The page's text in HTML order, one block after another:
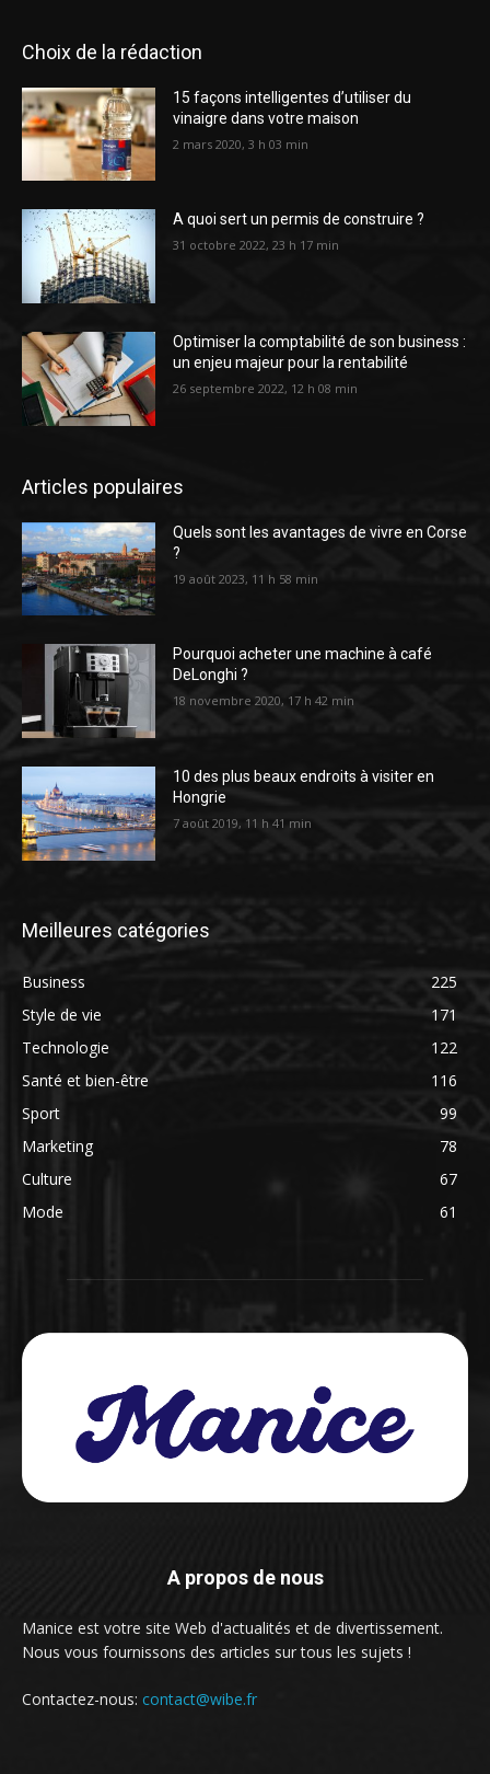
Choix de la rédaction
15 façons intelligentes d’utiliser du
vinaigre dans votre maison
2 mars 2020, 3 h 03 min
A quoi sert un permis de construire ?
31 octobre 2022, 23 h 17 min
Optimiser la comptabilité de son business :
un enjeu majeur pour la rentabilité
26 septembre 2022, 12 h 08 min
Articles populaires
Quels sont les avantages de vivre en Corse
?
19 août 2023, 11 h 58 min
Pourquoi acheter une machine à café
DeLonghi ?
18 novembre 2020, 17 h 42 min
10 des plus beaux endroits à visiter en
Hongrie
7 août 2019, 11 h 41 min
Meilleures catégories
Business
225
Style de vie
171
Technologie
122
Santé et bien-être
116
Sport
99
Marketing
78
Culture
67
Mode
61
A propos de nous
Manice est votre site Web d'actualités et de divertissement.
Nous vous fournissons des articles sur tous les sujets !
Contactez-nous: contact@wibe.fr